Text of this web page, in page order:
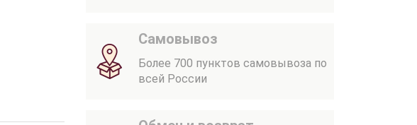
Самовывоз
Более 700 пунктов самовывоза по
всей России